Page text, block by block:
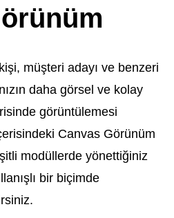
müşteri adayı ve benzeri
daha görsel ve kolay
görüntülemesi
Canvas Görünüm
modüllerde yönettiğiniz
bir biçimde